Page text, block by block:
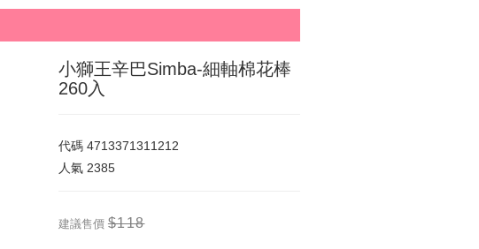
小獅王辛巴Simba-細軸棉花棒
260入
代碼 4713371311212
人氣 2385
建議售價 $118